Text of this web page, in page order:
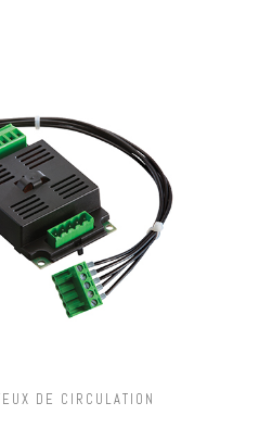
DE CIRCULATION